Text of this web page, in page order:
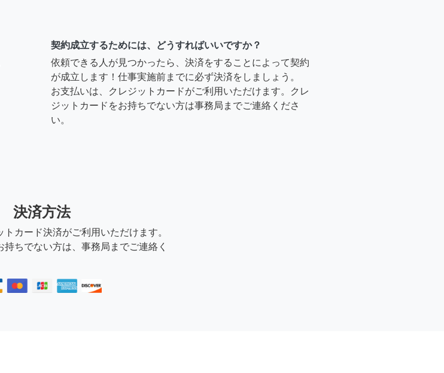
契約成立するためには、どうすればいいですか？
依頼できる人が見つかったら、決済をすることによって契約
が成立します！仕事実施前までに必ず決済をしましょう。
お支払いは、クレジットカードがご利用いただけます。クレ
ジットカードをお持ちでない方は事務局までご連絡くださ
い。
決済方法
カード決済がご利用いただけます。
持ちでない方は、事務局までご連絡く